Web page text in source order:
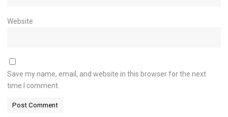
Website
Save my name, email, and website in this browser for the next
time I comment.